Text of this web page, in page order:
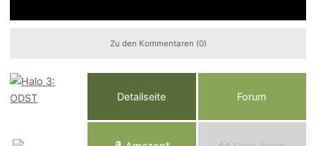
Zu den Kommentaren (0)
Detailseite Forum